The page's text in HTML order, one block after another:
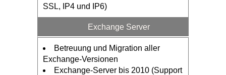
SSL, IP4 und IP6)
Exchange Server
Betreuung und Migration aller
Exchange-Versionen
Exchange-Server bis 2010 (Support